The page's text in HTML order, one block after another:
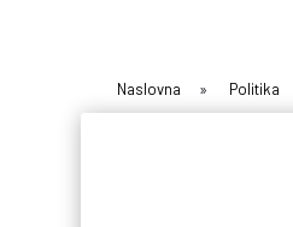
Naslovna » Politika